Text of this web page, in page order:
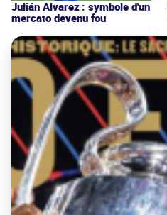
Julián Alvarez : symbole d'un
mercato devenu fou